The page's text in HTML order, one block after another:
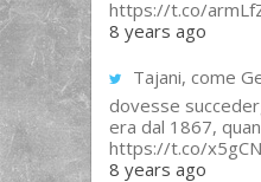
https://t.co/
8 years ago
Tajani, come
dovesse
era dal 1867,
https://t.co/
8 years ago